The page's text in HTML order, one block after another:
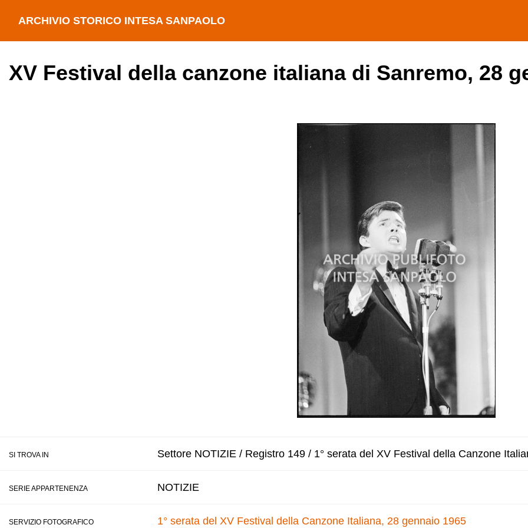
ARCHIVIO STORICO INTESA SANPAOLO
XV Festival della canzone italiana di Sanremo, 28
SI TROVA IN Settore NOTIZIE / Registro 149 / 1° serata del XV Festival della Canzone
SERIE APPARTENENZA NOTIZIE
SERVIZIO FOTOGRAFICO 1° serata del XV Festival della Canzone Italiana, 28 gennaio 1965